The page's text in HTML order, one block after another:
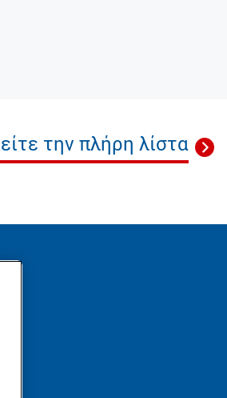
την πλήρη λίστα